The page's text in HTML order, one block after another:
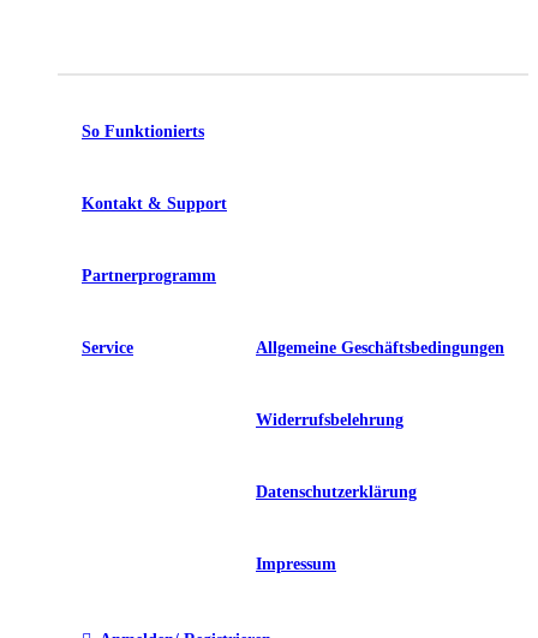
So Funktionierts
Kontakt & Support
Partnerprogramm
Service Allgemeine Geschäftsbedingungen
Widerrufsbelehrung
Datenschutzerklärung
Impressum